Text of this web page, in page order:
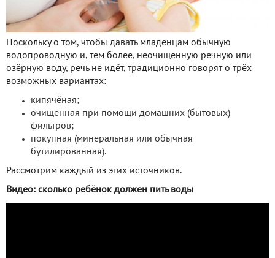
Поскольку о том, чтобы давать младенцам обычную
водопроводную и, тем более, неочищенную речную или
озёрную воду, речь не идёт, традиционно говорят о трёх
возможных вариантах:
кипячёная;
очищенная при помощи домашних (бытовых)
фильтров;
покупная (минеральная или обычная
бутилированная).
Рассмотрим каждый из этих источников.
Видео: сколько ребёнок должен пить воды